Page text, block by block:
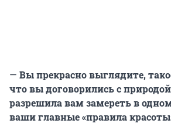
— Вы прекрасно выглядите,
что вы договорились с
разрешила вам замереть в
ваши главные «правила